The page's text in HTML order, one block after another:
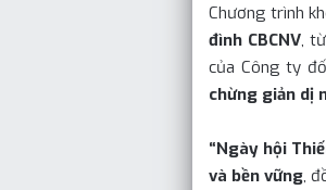
Chương trình
đình CBCNV,
của Công ty
chừng giản dị
“Ngày hội
và bền vững,